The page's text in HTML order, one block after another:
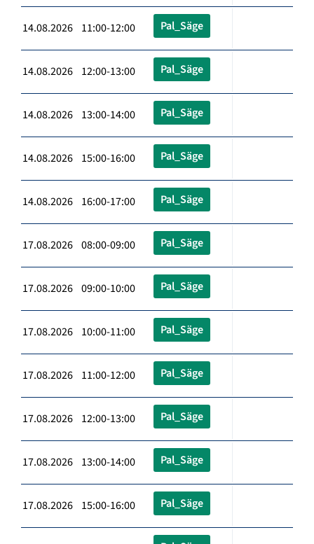
14.08.2026 11:00-12:00 Pal_Säge
14.08.2026 12:00-13:00 Pal_Säge
14.08.2026 13:00-14:00 Pal_Säge
14.08.2026 15:00-16:00 Pal_Säge
14.08.2026 16:00-17:00 Pal_Säge
17.08.2026 08:00-09:00 Pal_Säge
17.08.2026 09:00-10:00 Pal_Säge
17.08.2026 10:00-11:00 Pal_Säge
17.08.2026 11:00-12:00 Pal_Säge
17.08.2026 12:00-13:00 Pal_Säge
17.08.2026 13:00-14:00 Pal_Säge
17.08.2026 15:00-16:00 Pal_Säge